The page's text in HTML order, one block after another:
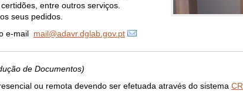
entre outros serviços.
seus pedidos.
e-mail mail@adavr.dglab.gov.pt
de Documentos)
ou remota devendo ser efetuada através do sistema